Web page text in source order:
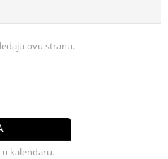
ovu stranu.
kalendaru.